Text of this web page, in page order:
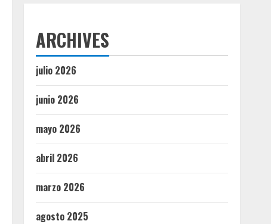
ARCHIVES
julio 2026
junio 2026
mayo 2026
abril 2026
marzo 2026
agosto 2025